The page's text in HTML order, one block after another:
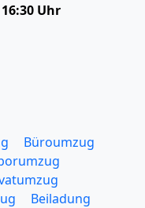
Uhr
Büroumzug
Beiladung